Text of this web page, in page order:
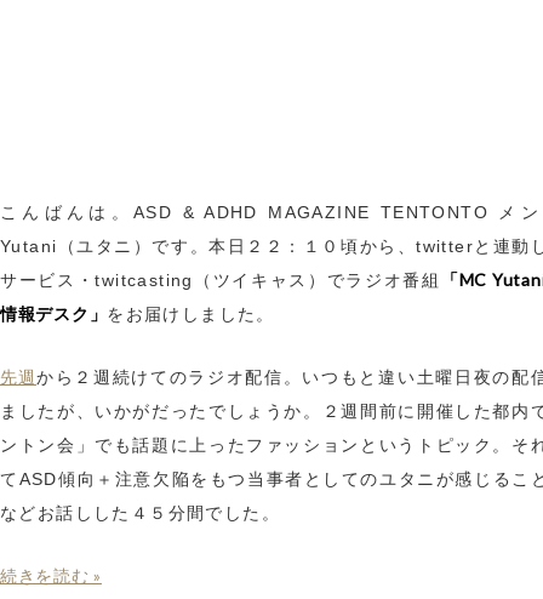
こんばんは。ASD & ADHD MAGAZINE TENTONTO メ
Yutani（ユタニ）です。本日２２：１０頃から、twitterと連動
サービス・twitcasting（ツイキャス）でラジオ番組
「MC
情報デスク」 をお届けしました。
先週から２週続けてのラジオ配信。いつもと違い土曜日夜の配
ましたが、いかがだったでしょうか。２週間前に開催した都内
ントン会」でも話題に上ったファッションというトピック。そ
てASD傾向＋注意欠陥をもつ当事者としてのユタニが感じるこ
などお話しした４５分間でした。
続きを読む »